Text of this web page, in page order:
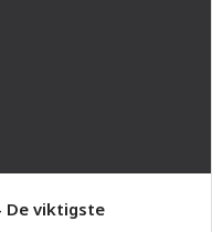
De viktigste